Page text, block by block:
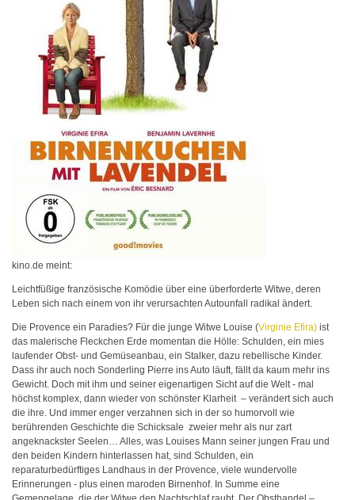
kino.de meint:
Leichtfüßige französische Komödie über eine überforderte Witwe, deren
Leben sich nach einem von ihr verursachten Autounfall radikal ändert.
Die Provence ein Paradies? Für die junge Witwe Louise (Virginie Efira) ist
das malerische Fleckchen Erde momentan die Hölle: Schulden, ein mies
laufender Obst- und Gemüseanbau, ein Stalker, dazu rebellische Kinder.
Dass ihr auch noch Sonderling Pierre ins Auto läuft, fällt da kaum mehr ins
Gewicht. Doch mit ihm und seiner eigenartigen Sicht auf die Welt - mal
höchst komplex, dann wieder von schönster Klarheit – verändert sich auch
die ihre. Und immer enger verzahnen sich in der so humorvoll wie
berührenden Geschichte die Schicksale zweier mehr als nur zart
angeknackster Seelen… Alles, was Louises Mann seiner jungen Frau und
den beiden Kindern hinterlassen hat, sind Schulden, ein
reparaturbedürftiges Landhaus in der Provence, viele wundervolle
Erinnerungen - plus einen maroden Birnenhof. In Summe eine